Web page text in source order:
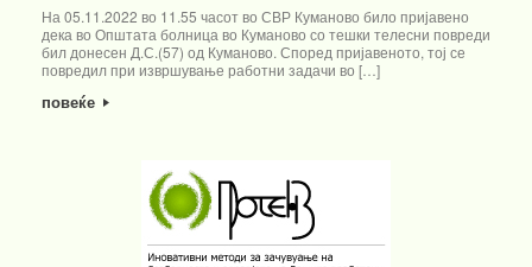
На 05.11.2022 во 11.55 часот во СВР Куманово било пријавено
дека во Општата болница во Куманово со тешки телесни повреди
бил донесен Д.С.(57) од Куманово. Според пријавеното, тој се
повредил при извршување работни задачи во […]
повеќе